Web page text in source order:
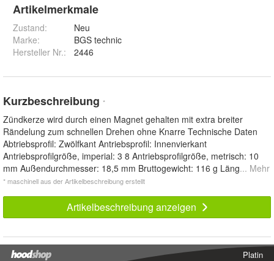
Artikelmerkmale
Zustand:
Neu
Marke:
BGS technic
Hersteller Nr.:
2446
Kurzbeschreibung *
Zündkerze wird durch einen Magnet gehalten mit extra breiter
Rändelung zum schnellen Drehen ohne Knarre Technische Daten
Abtriebsprofil: Zwölfkant Antriebsprofil: Innenvierkant
Antriebsprofilgröße, imperial: 3 8 Antriebsprofilgröße, metrisch: 10
mm Außendurchmesser: 18,5 mm Bruttogewicht: 116 g Läng... Mehr
* maschinell aus der Artikelbeschreibung erstellt
Artikelbeschreibung anzeigen
Platin